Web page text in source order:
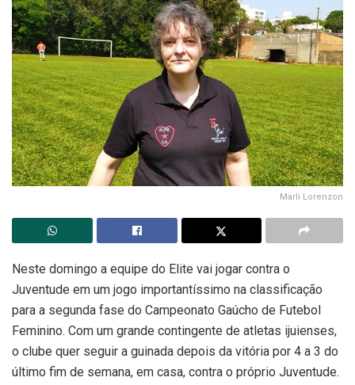
Marli Lorenzon
Neste domingo a equipe do Elite vai jogar contra o
Juventude em um jogo importantíssimo na classificação
para a segunda fase do Campeonato Gaúcho de Futebol
Feminino. Com um grande contingente de atletas ijuienses,
o clube quer seguir a guinada depois da vitória por 4 a 3 do
último fim de semana, em casa, contra o próprio Juventude.